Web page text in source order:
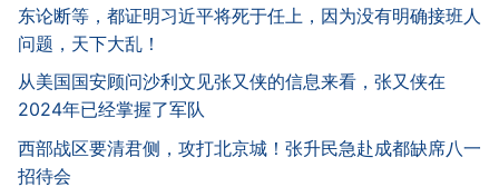
东论断等，都证明习近平将死于任上，因为没有明确接班人
问题，天下大乱！
从美国国安顾问沙利文见张又侠的信息来看，张又侠在
2024年已经掌握了军队
西部战区要清君侧，攻打北京城！张升民急赴成都缺席八一
招待会